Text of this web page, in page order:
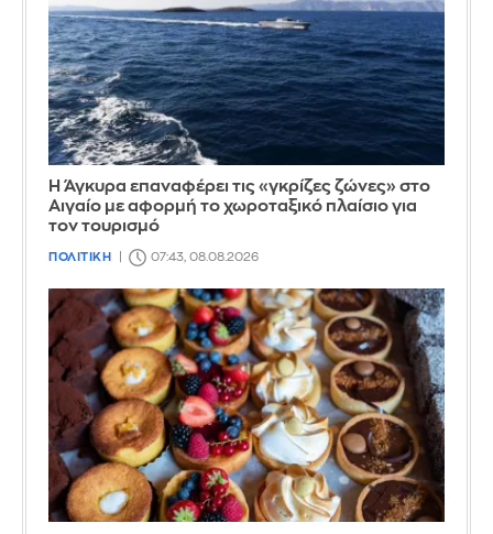
Η Άγκυρα επαναφέρει τις «γκρίζες ζώνες» στο
Αιγαίο με αφορμή το χωροταξικό πλαίσιο για
τον τουρισμό
ΠΟΛΙΤΙΚΗ 07:43, 08.08.2026